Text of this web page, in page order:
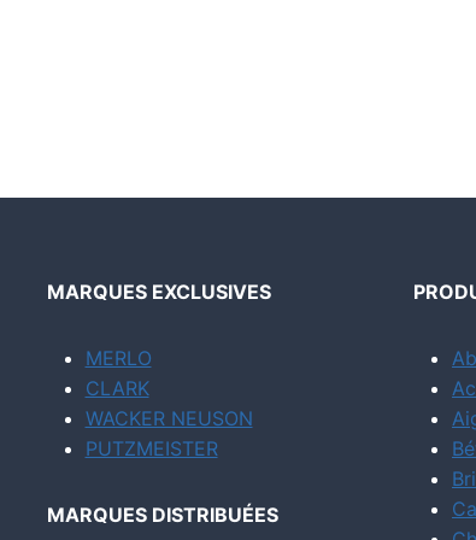
MARQUES EXCLUSIVES
MERLO
CLARK
WACKER NEUSON
PUTZMEISTER
MARQUES DISTRIBUÉES